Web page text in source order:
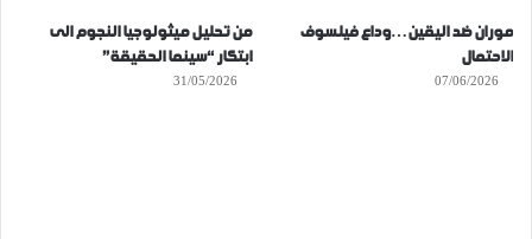
موران ضد اليقين…وداع فيلسوف
الاحتمال
07/06/2026
من تحليل ميثولوجيا النجوم الى
ابتكار “سينما الحقيقة”
31/05/2026